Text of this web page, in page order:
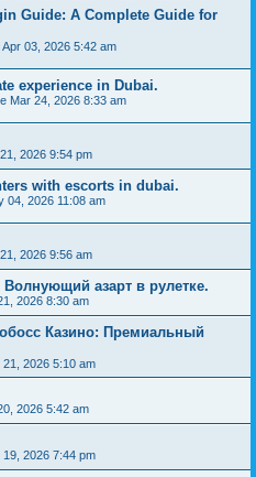
Guide: A Complete Guide for
Apr 03, 2026 5:42 am
experience in Dubai.
Mar 24, 2026 8:33 am
2026 9:54 pm
with escorts in dubai.
04, 2026 11:08 am
2026 9:56 am
азарт в рулетке.
2026 8:30 am
Казино: Премиальный
21, 2026 5:10 am
2026 5:42 am
2026 7:44 pm